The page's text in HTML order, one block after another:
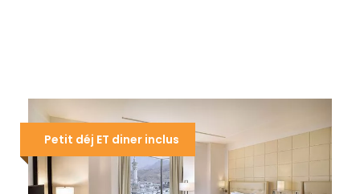
Petit déj ET diner inclus